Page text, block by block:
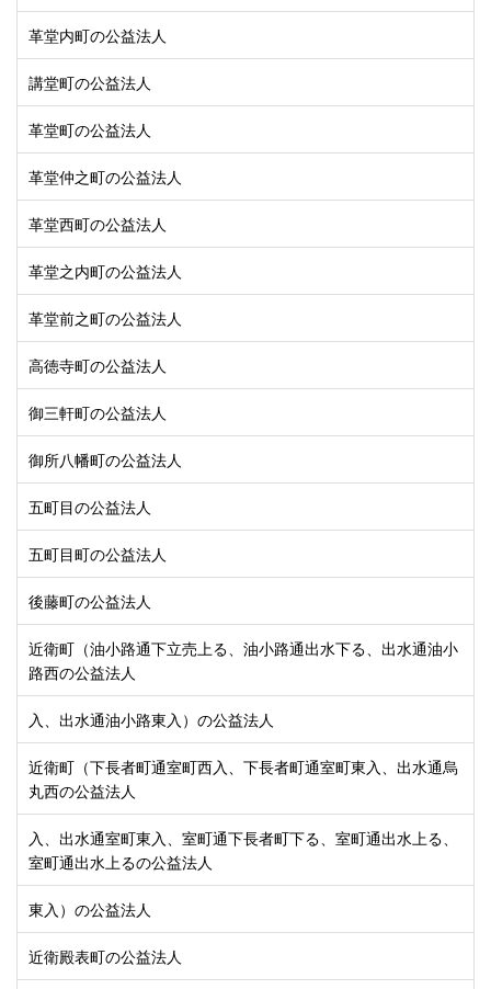
革堂内町の公益法人
講堂町の公益法人
革堂町の公益法人
革堂仲之町の公益法人
革堂西町の公益法人
革堂之内町の公益法人
革堂前之町の公益法人
高徳寺町の公益法人
御三軒町の公益法人
御所八幡町の公益法人
五町目の公益法人
五町目町の公益法人
後藤町の公益法人
近衛町（油小路通下立売上る、油小路通出水下る、出水通油小
路西の公益法人
入、出水通油小路東入）の公益法人
近衛町（下長者町通室町西入、下長者町通室町東入、出水通烏
丸西の公益法人
入、出水通室町東入、室町通下長者町下る、室町通出水上る、
室町通出水上るの公益法人
東入）の公益法人
近衛殿表町の公益法人